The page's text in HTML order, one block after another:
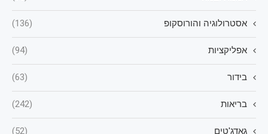
אסטרולוגיה והורוסקופ (136)
אפליקציות (94)
בידור (63)
בריאות (242)
גאדג'טים (52)